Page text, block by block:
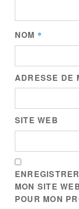
NOM *
ADRESSE DE
SITE WEB
MON SITE
POUR MON